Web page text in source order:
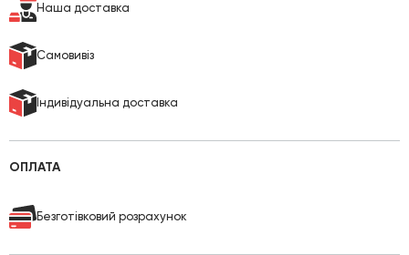
Наша доставка
Cамовивіз
Індивідуальна доставка
ОПЛАТА
Безготівковий розрахунок